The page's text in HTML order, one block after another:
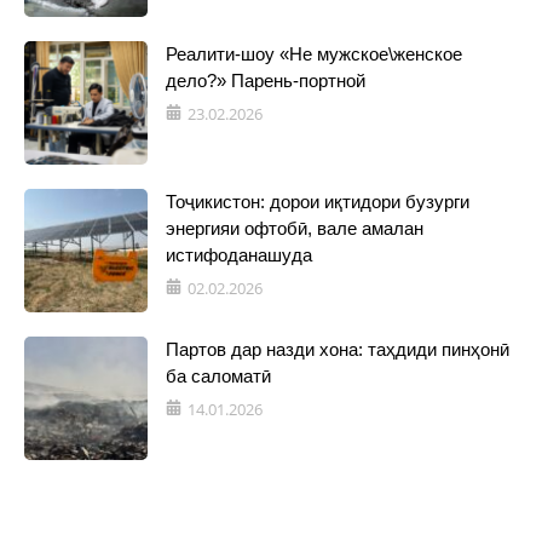
Реалити-шоу «Не мужское\женское
дело?» Парень-портной
23.02.2026
Тоҷикистон: дорои иқтидори бузурги
энергияи офтобӣ, вале амалан
истифоданашуда
02.02.2026
Партов дар назди хона: таҳдиди пинҳонӣ
ба саломатӣ
14.01.2026